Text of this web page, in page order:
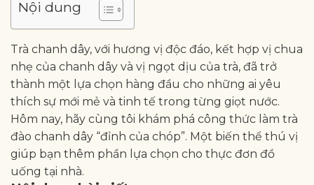
Nội dung
Trà chanh dây, với hương vị độc đáo, kết hợp vị chua
nhẹ của chanh dây và vị ngọt dịu của trà, đã trở
thành một lựa chọn hàng đầu cho những ai yêu
thích sự mới mẻ và tinh tế trong từng giọt nước.
Hôm nay, hãy cùng tôi khám phá công thức làm trà
đào chanh dây “đỉnh của chóp”. Một biến thể thú vị
giúp bạn thêm phần lựa chọn cho thực đơn đồ
uống tại nhà.